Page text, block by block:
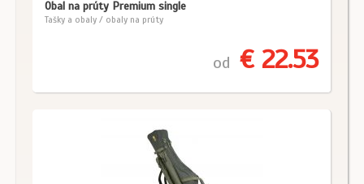
Obal na prúty Premium single
Tašky a obaly / obaly na prúty
od € 22.53